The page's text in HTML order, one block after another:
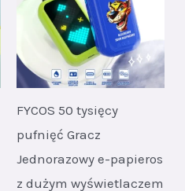
FYCOS 50 tysięcy
pufnięć Gracz
Jednorazowy e-papieros
z dużym wyświetlaczem